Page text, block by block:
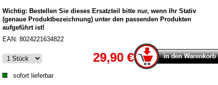
Wichtig: Bestellen Sie dieses Ersatzteil bitte nur, wenn Ihr Stativ
(genaue Produktbezeichnung) unter den passenden Produkten
aufgeführt ist!
EAN: 8024221634822
29,90 €
sofort lieferbar